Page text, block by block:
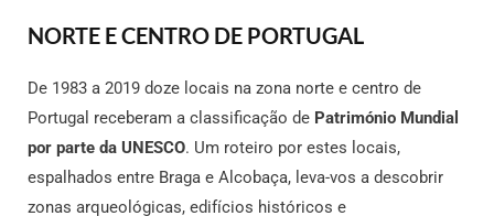
NORTE E CENTRO DE PORTUGAL
De 1983 a 2019 doze locais na zona norte e centro de
Portugal receberam a classificação de Património Mundial
por parte da UNESCO. Um roteiro por estes locais,
espalhados entre Braga e Alcobaça, leva-vos a descobrir
zonas arqueológicas, edifícios históricos e